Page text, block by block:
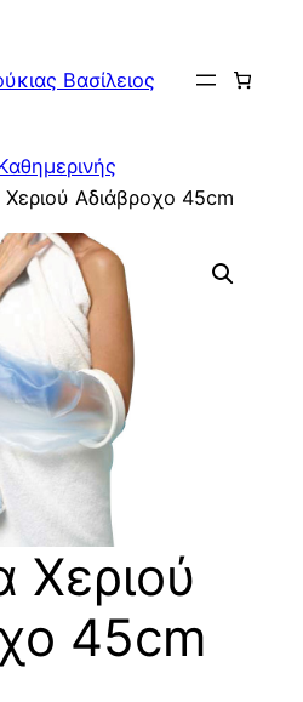
Βασίλειος
Αδιάβροχο 45cm
Χεριού
45cm